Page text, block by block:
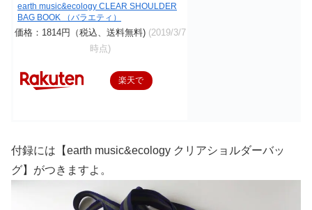
earth music&ecology CLEAR SHOULDER
BAG BOOK （バラエティ）
価格：1814円（税込、送料無料) (2019/3/7
時点)
楽天で
付録には【earth music&ecology クリアショルダーバッ
グ】がつきますよ。